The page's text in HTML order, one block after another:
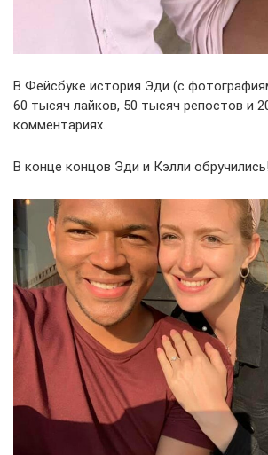
В Фейсбуке история Эди (с
60 тысяч лайков, 50 тысяч репостов и
комментариях.
В конце концов Эди и Кэлли обручились!